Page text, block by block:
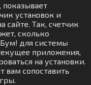
показывает
установок и
Так, счетчик
сколько
для системы
приложения,
на установки.
вам сопоставить